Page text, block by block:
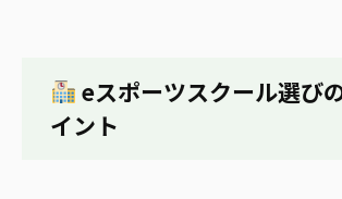
eスポーツスクール選び
イント